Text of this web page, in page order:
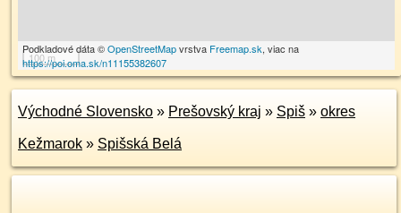
100 m
Podkladové dáta ©OpenStreetMapvrstva Freemap.sk, viac na
https://poi.oma.sk/n11155382607
Východné Slovensko » Prešovský kraj » Spiš » okres
Kežmarok » Spišská Belá